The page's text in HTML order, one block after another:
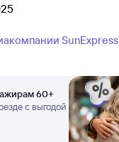
SunExpress
60+
с выгодой